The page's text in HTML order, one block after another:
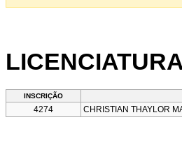
INSCRIÇÃO
4274 CHRISTIAN THAYLOR